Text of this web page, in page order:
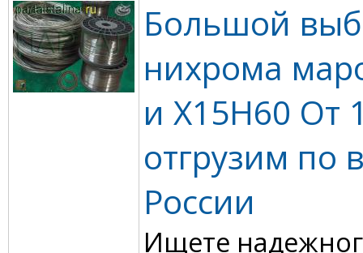
Большой
нихрома
и Х15Н60 От
отгрузим по
России
Ищете